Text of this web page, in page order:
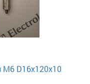
D16х120х10